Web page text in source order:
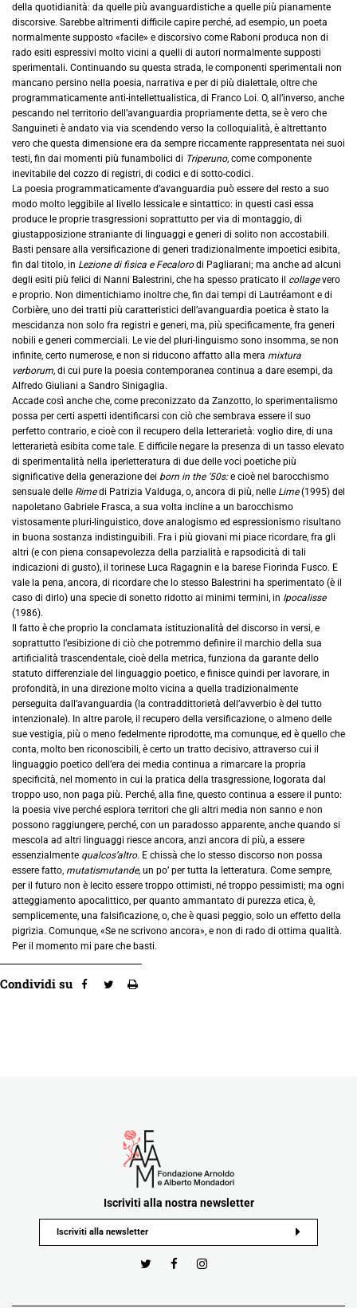
della quotidianità: da quelle più avanguardistiche a quelle più pianamente
discorsive. Sarebbe altrimenti difficile capire perché, ad esempio, un poeta
normalmente supposto «facile» e discorsivo come Raboni produca non di
rado esiti espressivi molto vicini a quelli di autori normalmente supposti
sperimentali. Continuando su questa strada, le componenti sperimentali non
mancano persino nella poesia, narrativa e per di più dialettale, oltre che
programmaticamente anti-intellettualistica, di Franco Loi. O, all’inverso, anche
pescando nel territorio dell’avanguardia propriamente detta, se è vero che
Sanguineti è andato via via scendendo verso la colloquialità, è altrettanto
vero che questa dimensione era da sempre riccamente rappresentata nei suoi
testi, fin dai momenti più funambolici di Triperuno, come componente
inevitabile del cozzo di registri, di codici e di sotto-codici.
La poesia programmaticamente d’avanguardia può essere del resto a suo
modo molto leggibile al livello lessicale e sintattico: in questi casi essa
produce le proprie trasgressioni soprattutto per via di montaggio, di
giustapposizione straniante di linguaggi e generi di solito non accostabili.
Basti pensare alla versificazione di generi tradizionalmente impoetici esibita,
fin dal titolo, in Lezione di fisica e Fecalorodi Pagliarani; ma anche ad alcuni
degli esiti più felici di Nanni Balestrini, che ha spesso praticato il collagevero
e proprio. Non dimentichiamo inoltre che, fin dai tempi di Lautréamont e di
Corbière, uno dei tratti più caratteristici dell’avanguardia poetica è stato la
mescidanza non solo fra registri e generi, ma, più specificamente, fra generi
nobili e generi commerciali. Le vie del pluri-linguismo sono insomma, se non
infinite, certo numerose, e non si riducono affatto alla mera mixtura
verborum, di cui pure la poesia contemporanea continua a dare esempi, da
Alfredo Giuliani a Sandro Sinigaglia.
Accade così anche che, come preconizzato da Zanzotto, lo sperimentalismo
possa per certi aspetti identificarsi con ciò che sembrava essere il suo
perfetto contrario, e cioè con il recupero della letterarietà: voglio dire, di una
letterarietà esibita come tale. E difficile negare la presenza di un tasso elevato
di sperimentalità nella iperletteratura di due delle voci poetiche più
significative della generazione dei born in the ‘50s:e cioè nel barocchismo
sensuale delle Rimedi Patrizia Valduga, o, ancora di più, nelle Lime(1995) del
napoletano Gabriele Frasca, a sua volta incline a un barocchismo
vistosamente pluri-linguistico, dove analogismo ed espressionismo risultano
in buona sostanza indistinguibili. Fra i più giovani mi piace ricordare, fra gli
altri (e con piena consapevolezza della parzialità e rapsodicità di tali
indicazioni di gusto), il torinese Luca Ragagnin e la barese Fiorinda Fusco. E
vale la pena, ancora, di ricordare che lo stesso Balestrini ha sperimentato (è il
caso di dirlo) una specie di sonetto ridotto ai minimi termini, in Ipocalisse
(1986).
Il fatto è che proprio la conclamata istituzionalità del discorso in versi, e
soprattutto l’esibizione di ciò che potremmo definire il marchio della sua
artificialità trascendentale, cioè della metrica, funziona da garante dello
statuto differenziale del linguaggio poetico, e finisce quindi per lavorare, in
profondità, in una direzione molto vicina a quella tradizionalmente
perseguita dall’avanguardia (la contraddittorietà dell’avverbio è del tutto
intenzionale). In altre parole, il recupero della versificazione, o almeno delle
sue vestigia, più o meno fedelmente riprodotte, ma comunque, ed è quello che
conta, molto ben riconoscibili, è certo un tratto decisivo, attraverso cui il
linguaggio poetico dell’era dei media continua a rimarcare la propria
specificità, nel momento in cui la pratica della trasgressione, logorata dal
troppo uso, non paga più. Perché, alla fine, questo continua a essere il punto:
la poesia vive perché esplora territori che gli altri media non sanno e non
possono raggiungere, perché, con un paradosso apparente, anche quando si
mescola ad altri linguaggi riesce ancora, anzi ancora di più, a essere
essenzialmente qualcos’altro. E chissà che lo stesso discorso non possa
essere fatto, mutatismutande, un po’ per tutta la letteratura. Come sempre,
per il futuro non è lecito essere troppo ottimisti, né troppo pessimisti; ma ogni
atteggiamento apocalittico, per quanto ammantato di purezza etica, è,
semplicemente, una falsificazione, o, che è quasi peggio, solo un effetto della
pigrizia. Comunque, «Se ne scrivono ancora», e non di rado di ottima qualità.
Per il momento mi pare che basti.
Condividi su
Iscriviti alla nostra newsletter